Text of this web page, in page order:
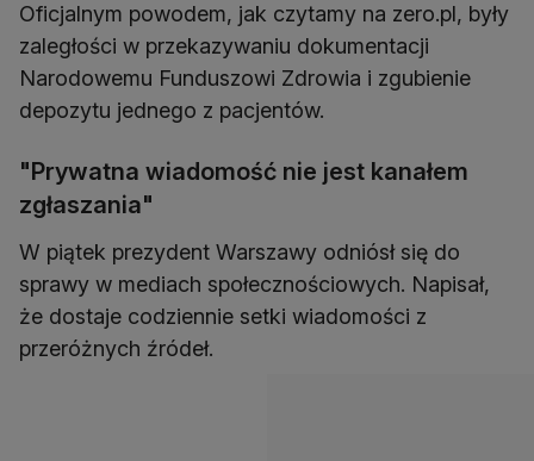
Oficjalnym powodem, jak czytamy na zero.pl, były
zaległości w przekazywaniu dokumentacji
Narodowemu Funduszowi Zdrowia i zgubienie
depozytu jednego z pacjentów.
"Prywatna wiadomość nie jest kanałem
zgłaszania"
W piątek prezydent Warszawy odniósł się do
sprawy w mediach społecznościowych. Napisał,
że dostaje codziennie setki wiadomości z
przeróżnych źródeł.